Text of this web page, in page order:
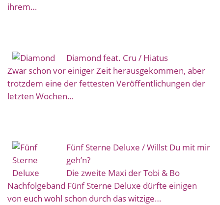
ihrem…
Diamond feat. Cru / Hiatus
Zwar schon vor einiger Zeit herausgekommen, aber
trotzdem eine der fettesten Veröffentlichungen der
letzten Wochen…
Fünf Sterne Deluxe / Willst Du mit mir
geh’n?
Die zweite Maxi der Tobi & Bo
Nachfolgeband Fünf Sterne Deluxe dürfte einigen
von euch wohl schon durch das witzige…